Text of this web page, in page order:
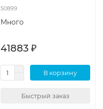
50899
Много
41883 ₽
В корзину
Быстрый заказ